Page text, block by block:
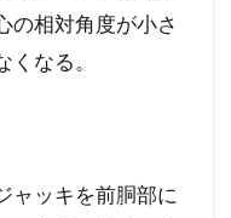
の相対角度が小さ
なる。
ャッキを前胴部に